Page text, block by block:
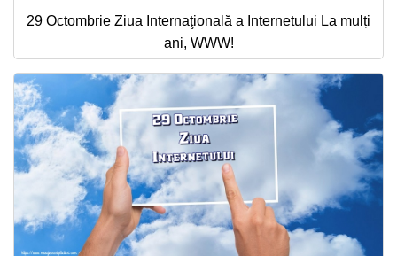
29 Octombrie Ziua Internaţională a Internetului La mulți
ani, WWW!